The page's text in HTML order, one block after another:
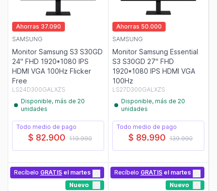
Ahorras 37.090
SAMSUNG
Monitor Samsung S3 S30GD
24" FHD 1920*1080 IPS
HDMI VGA 100Hz Flicker
Free
LS24D300GALXZS
Disponible, más de 20
unidades
Todo medio de pago
$ 82.900 119.990
Ahorras 50.000
SAMSUNG
Monitor Samsung Essential
S3 S30GD 27" FHD
1920*1080 IPS HDMI VGA
100Hz
LS27D300GALXZS
Disponible, más de 20
unidades
Todo medio de pago
$ 89.990 139.990
Recíbelo GRATIS el martes
Nuevo
Recíbelo GRATIS el martes
Nuevo